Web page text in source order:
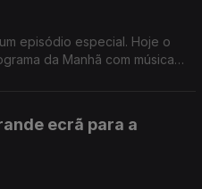
episódio especial. Hoje o
da Manhã com música
ecrã para a